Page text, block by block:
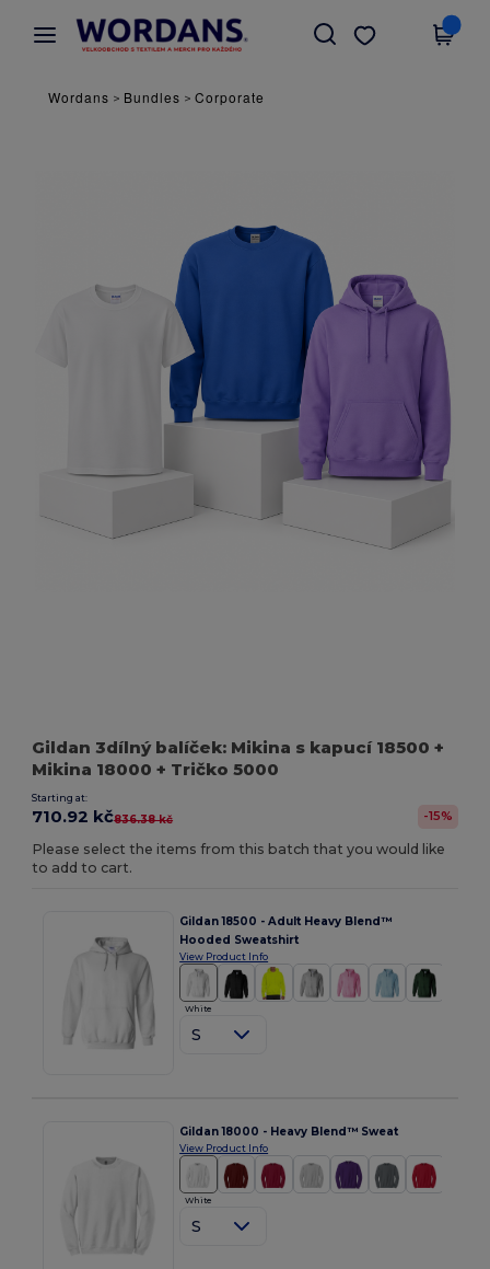
× Aplikace Wordans
Lepší ceny v aplikaci!
Stáhnout app
Wordans > Bundles >Corporate
Gildan 3dílný balíček: Mikina s kapucí 18500 +
Mikina 18000 + Tričko 5000
Starting at:
710.92 kč836.38 kč -15%
Please select the items from this batch that you would like
to add to cart.
Gildan 18500 - Adult Heavy Blend™
Hooded Sweatshirt
View Product Info
White
S
Gildan 18000 - Heavy Blend™ Sweat
View Product Info
White
S